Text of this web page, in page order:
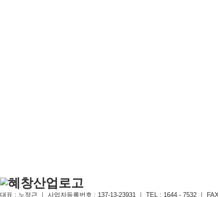
대표 : 노정근 ｜ 사업자등록번호 : 137-13-23931 ｜ TEL : 1644 - 7532 ｜